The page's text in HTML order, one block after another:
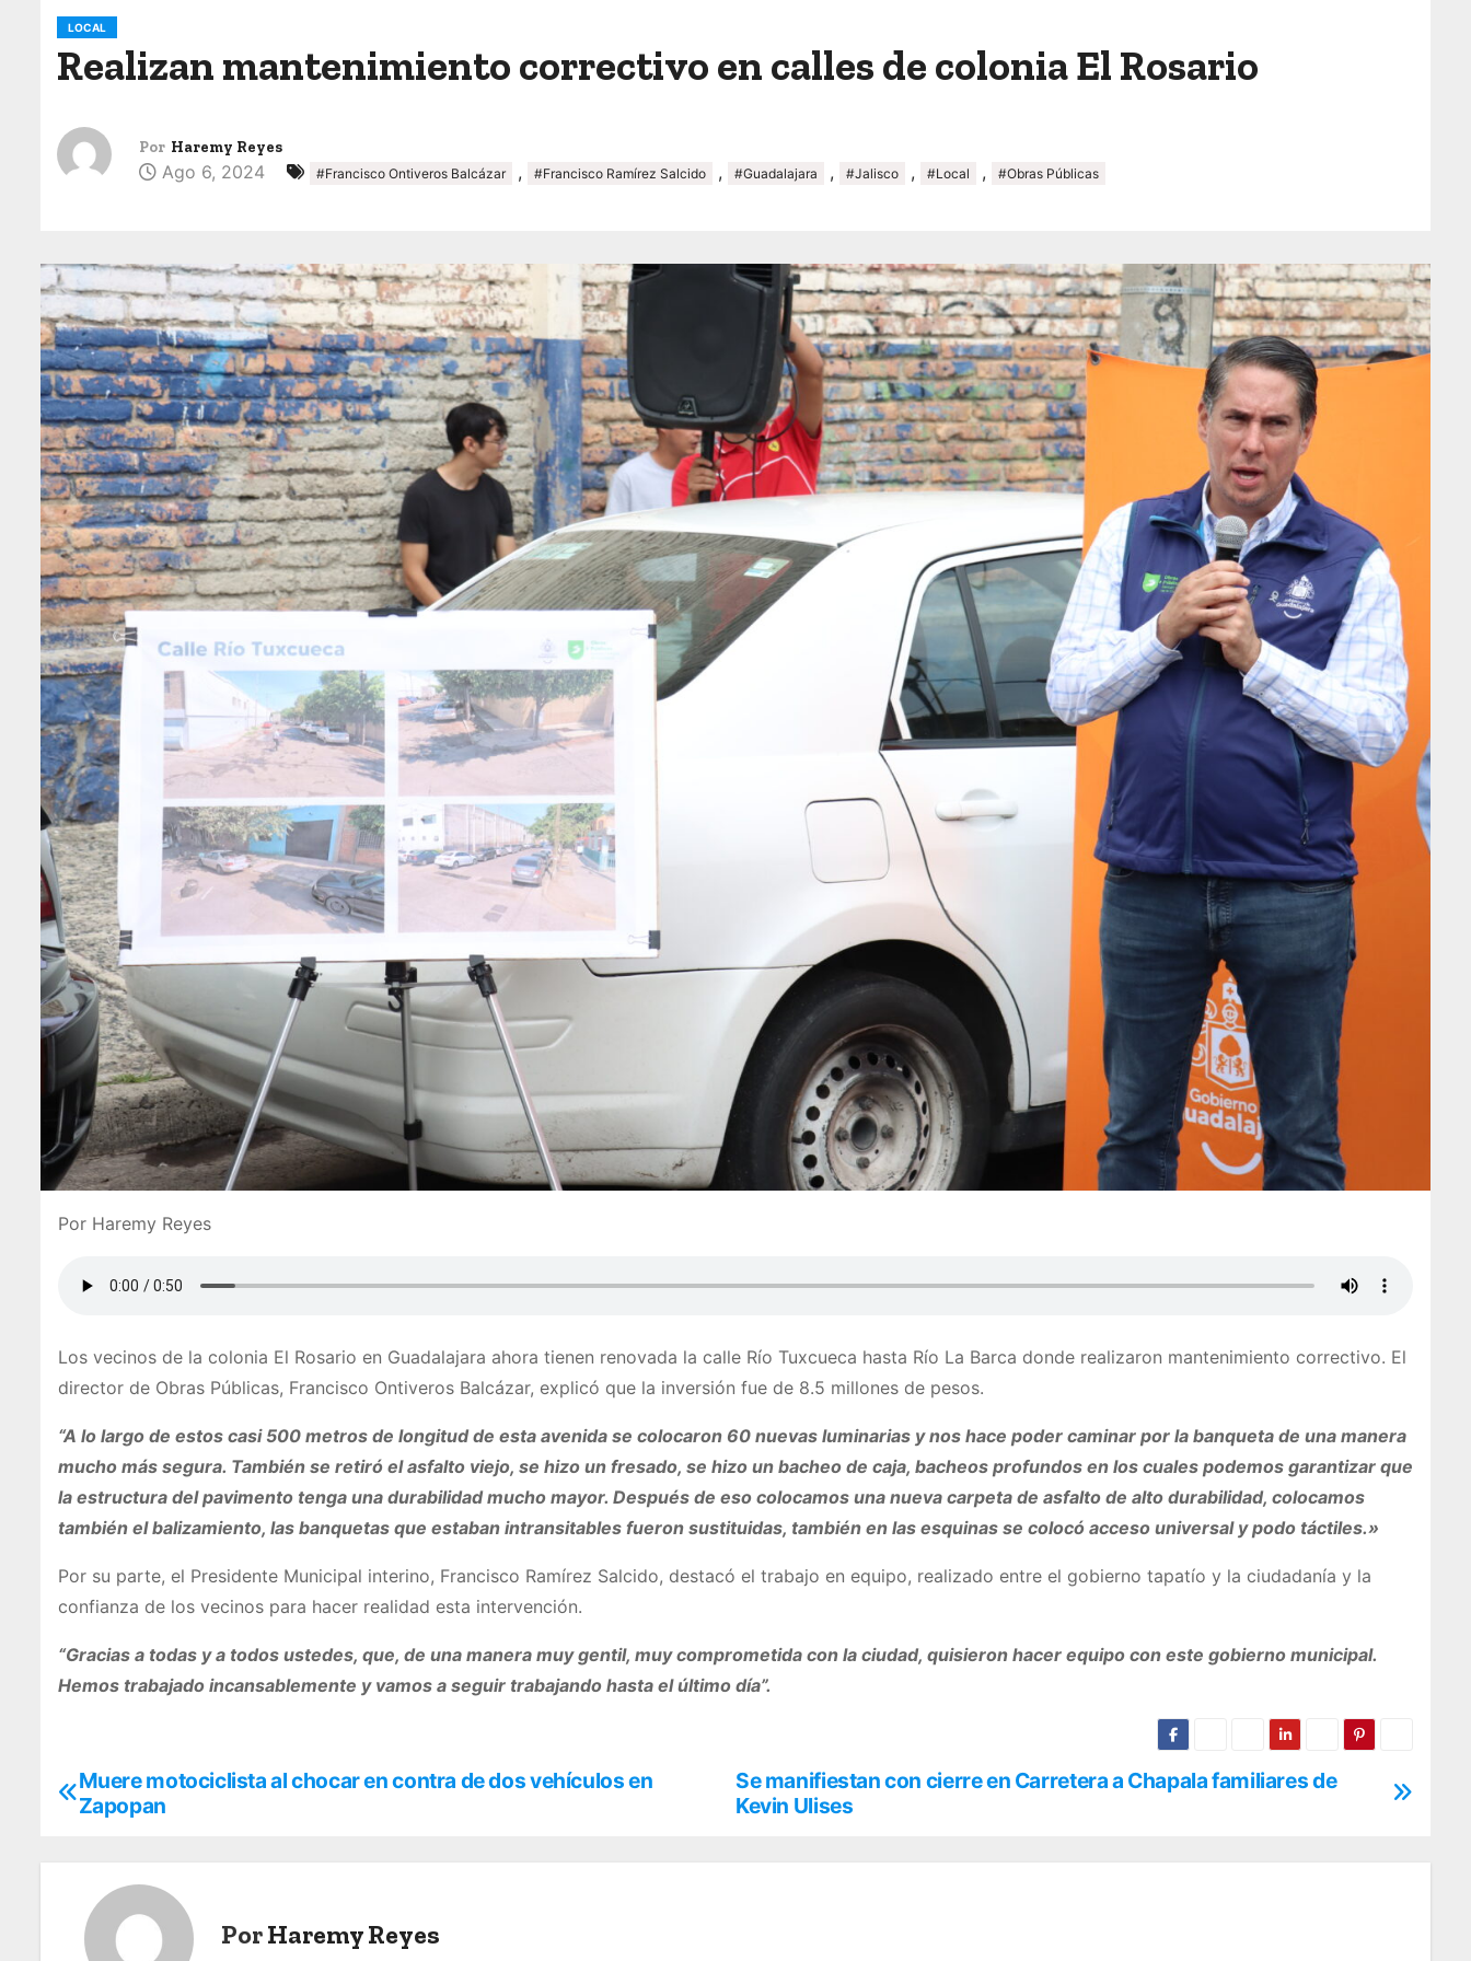
LOCAL
Realizan mantenimiento correctivo en calles de colonia El Rosario
Por Haremy Reyes
Ago 6, 2024 #Francisco Ontiveros Balcázar , #Francisco Ramírez Salcido , #Guadalajara , #Jalisco , #Local , #Obras Públicas
Por Haremy Reyes
Los vecinos de la colonia El Rosario en Guadalajara ahora tienen renovada la calle Río Tuxcueca hasta Río La Barca donde realizaron mantenimiento correctivo. El
director de Obras Públicas, Francisco Ontiveros Balcázar, explicó que la inversión fue de 8.5 millones de pesos.
“A lo largo de estos casi 500 metros de longitud de esta avenida se colocaron 60 nuevas luminarias y nos hace poder caminar por la banqueta de una manera
mucho más segura. También se retiró el asfalto viejo, se hizo un fresado, se hizo un bacheo de caja, bacheos profundos en los cuales podemos garantizar que
la estructura del pavimento tenga una durabilidad mucho mayor. Después de eso colocamos una nueva carpeta de asfalto de alto durabilidad, colocamos
también el balizamiento, las banquetas que estaban intransitables fueron sustituidas, también en las esquinas se colocó acceso universal y podo táctiles.»
Por su parte, el Presidente Municipal interino, Francisco Ramírez Salcido, destacó el trabajo en equipo, realizado entre el gobierno tapatío y la ciudadanía y la
confianza de los vecinos para hacer realidad esta intervención.
“Gracias a todas y a todos ustedes, que, de una manera muy gentil, muy comprometida con la ciudad, quisieron hacer equipo con este gobierno municipal.
Hemos trabajado incansablemente y vamos a seguir trabajando hasta el último día”.
N
Se manifiestan con cierre en Carretera a Chapala familiares de
Kevin Ulises
Muere motociclista al chocar en contra de dos vehículos en
Zapopan
PorHaremy Reyes